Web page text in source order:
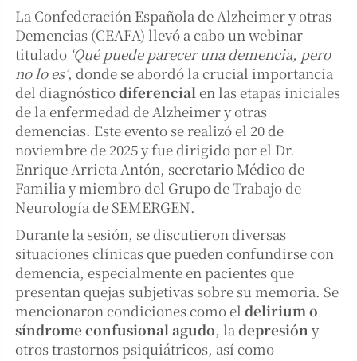
La Confederación Española de Alzheimer y otras
Demencias (CEAFA) llevó a cabo un webinar
titulado ‘Qué puede parecer una demencia, pero
no lo es’, donde se abordó la crucial importancia
del diagnósticodiferencialen las etapas iniciales
de la enfermedad de Alzheimer y otras
demencias. Este evento se realizó el 20 de
noviembre de 2025 y fue dirigido por el Dr.
Enrique Arrieta Antón, secretario Médico de
Familia y miembro del Grupo de Trabajo de
Neurología de SEMERGEN.
Durante la sesión, se discutieron diversas
situaciones clínicas que pueden confundirse con
demencia, especialmente en pacientes que
presentan quejas subjetivas sobre su memoria. Se
mencionaron condiciones como el delirium o
síndrome confusional agudo, ladepresión y
otros trastornos psiquiátricos, así como